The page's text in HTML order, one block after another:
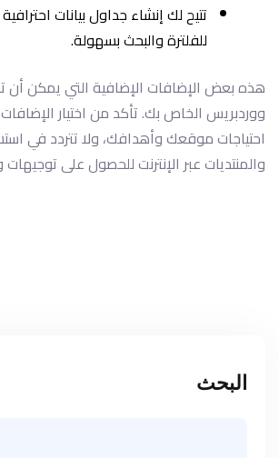
تتيح لك إنشاء جداول بيانات
للفلترة والبحث بسهولة.
هذه بعض الإضافات الإضافية التي يمكن
ووردبريس الخاص بك. تأكد من اختيار
احتياجات موقعك وأهدافك، ولا تتردد في
والمنتديات عبر الإنترنت للحصول على
البحث